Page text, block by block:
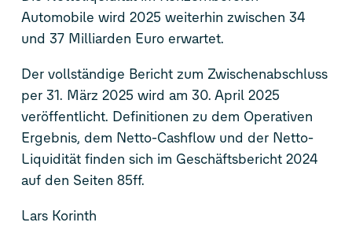
Automobile wird 2025 weiterhin zwischen 34
und 37 Milliarden Euro erwartet.
Der vollständige Bericht zum Zwischenabschluss
per 31. März 2025 wird am 30. April 2025
veröffentlicht. Definitionen zu dem Operativen
Ergebnis, dem Netto-Cashflow und der Netto-
Liquidität finden sich im Geschäftsbericht 2024
auf den Seiten 85ff.
Lars Korinth